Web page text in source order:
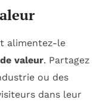
alimentez-le
valeur. Partagez
ou des
dans leur